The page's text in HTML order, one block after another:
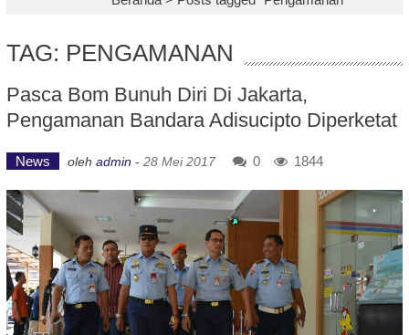
TAG: PENGAMANAN
Pasca Bom Bunuh Diri Di Jakarta,
Pengamanan Bandara Adisucipto Diperketat
News oleh admin - 28 Mei 2017 0 1844